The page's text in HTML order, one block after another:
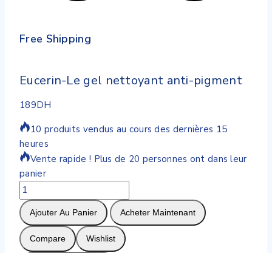
Free Shipping
Eucerin-Le gel nettoyant anti-pigment
189DH
10 produits vendus au cours des dernières 15
heures
Vente rapide ! Plus de 20 personnes ont dans leur
panier
quantité
de
Eucerin-
Le
gel
Ajouter Au Panier Acheter Maintenant
Compare Wishlist